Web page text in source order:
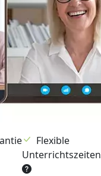
Flexible
Unterrichtszeiten